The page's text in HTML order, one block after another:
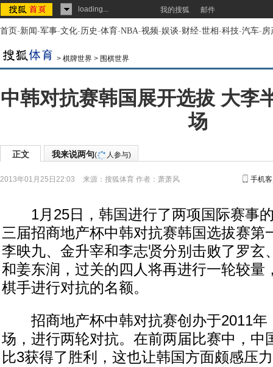
loading... 我的搜狐 邮件
首页-新闻-军事-文化-历史-体育-NBA-视频-娱谈-财经-世相-科技-汽车-房
> 棋牌世界 > 围棋世界
中韩对抗赛韩国展开选拔 大李
场
正文 我来说两句( 人参与)
2013年01月25日22:03 来源： 搜狐体育 作者：萧萧风 手机
1月25日，韩国进行了两项国际赛事
三届招商地产杯中韩对抗赛韩国选拔赛第
李映九、金升宰和李志贤分别击败了罗玄
和姜东润，过关的四人将再进行一轮较量
棋手进行对抗的名额。
招商地产杯中韩对抗赛创办于2011年
场，进行两轮对抗。在前两届比赛中，中
比3获得了胜利，这也让韩国方面颇感压